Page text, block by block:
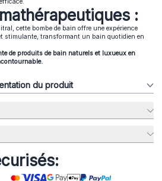
:
cette bombe de bain offre une expérience
stimulante, transformant un bain quotidien en
de produits de bain naturels et luxueux en
du produit